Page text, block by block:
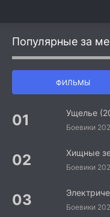
Популярные за
ФИЛЬМЫ
Ущелье
Хищные